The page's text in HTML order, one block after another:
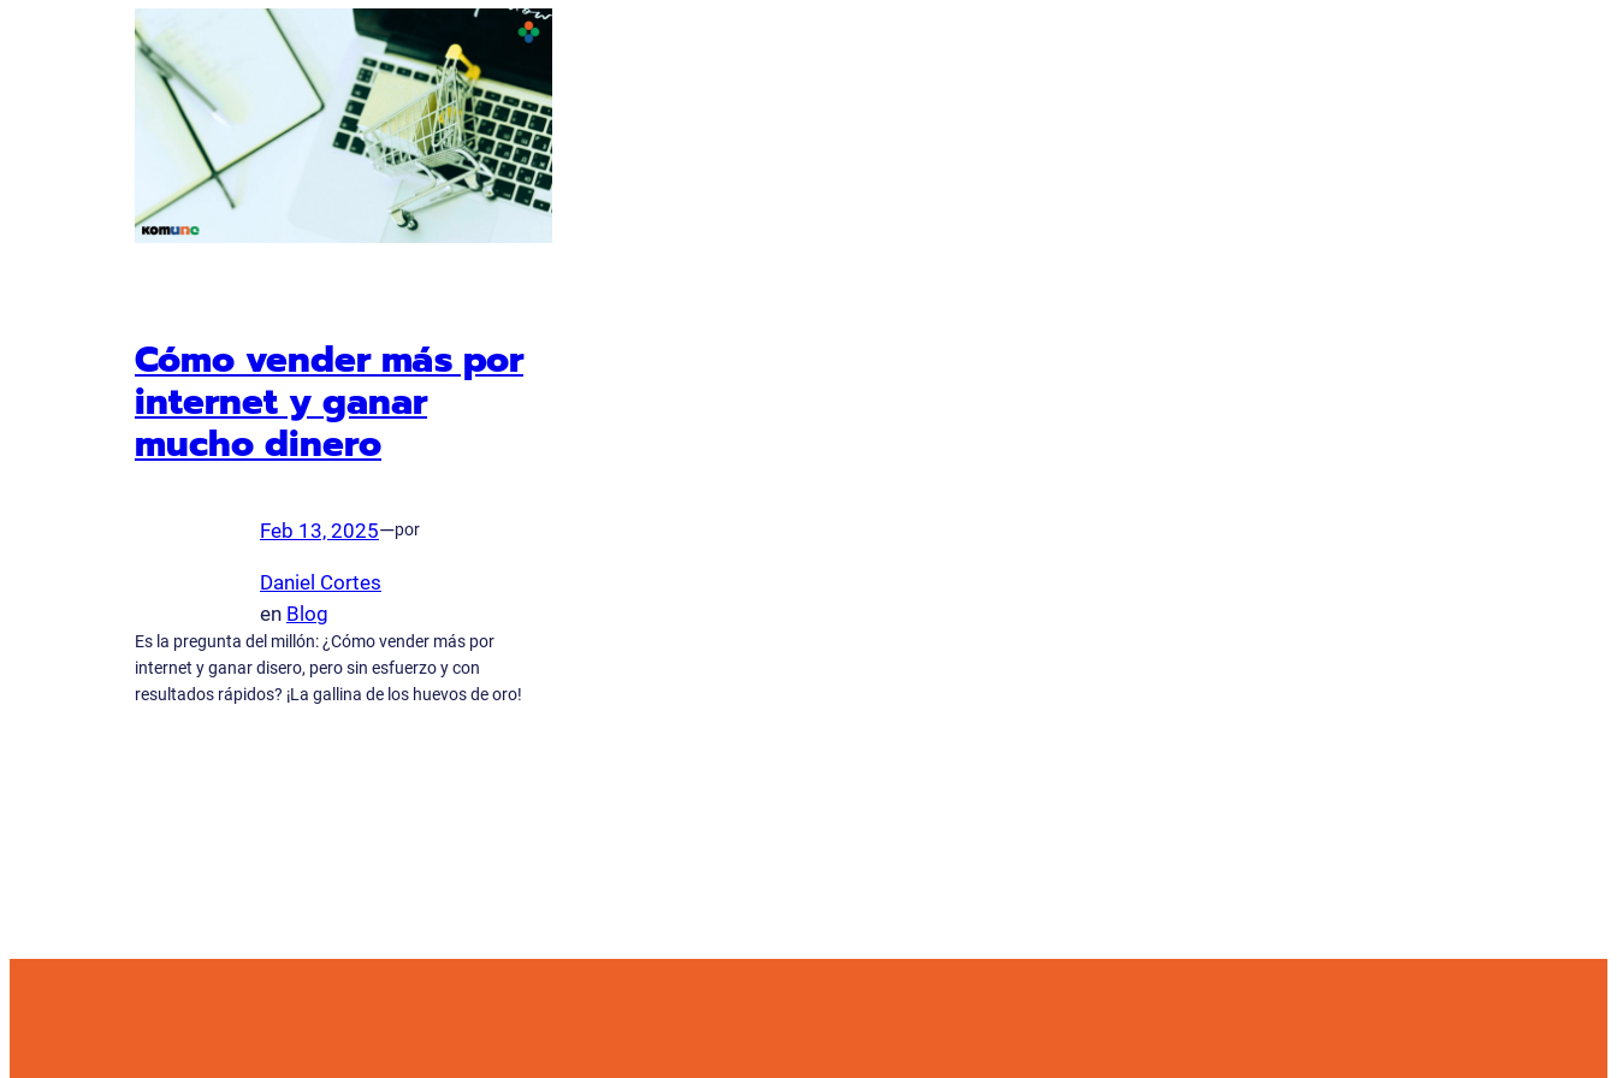
Cómo vender más por
internet y ganar
mucho dinero
Feb 13, 2025—por
Daniel Cortes
en Blog
Es la pregunta del millón: ¿Cómo vender más por
internet y ganar disero, pero sin esfuerzo y con
resultados rápidos? ¡La gallina de los huevos de oro!